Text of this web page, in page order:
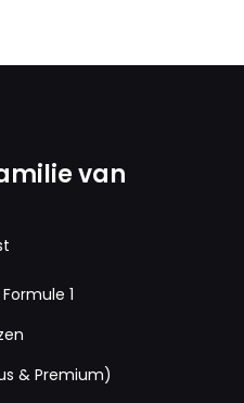
van
1
& Premium)